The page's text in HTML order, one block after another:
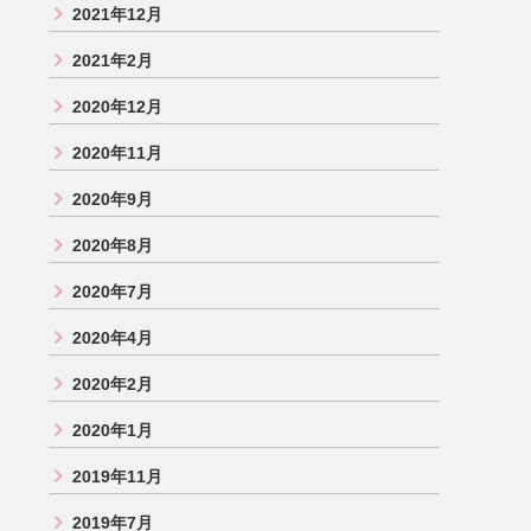
2021年12月
2021年2月
2020年12月
2020年11月
2020年9月
2020年8月
2020年7月
2020年4月
2020年2月
2020年1月
2019年11月
2019年7月